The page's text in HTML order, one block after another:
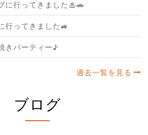
に行ってきました♨🚗
行ってきました🚙
きパーティー♪
過去一覧を見る
ブログ